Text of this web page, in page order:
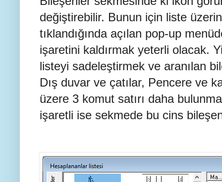
değiştirebilir. Bunun için liste
tıklandığında açılan pop-up
işaretini kaldırmak yeterli olacak.
listeyi sadeleştirmek ve aranılan
Dış duvar ve çatılar, Pencere ve
üzere 3 komut satırı daha
işaretli ise sekmede bu cins